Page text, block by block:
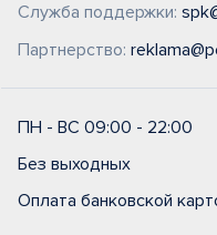
Служба поддержки:
Партнерство:
ПН - ВС 09:00 - 22:00
Без выходных
Оплата банковской